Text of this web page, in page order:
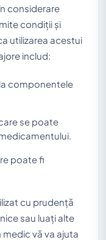
considerare
condiții și
utilizarea acestui
includ:
componentele
se poate
poate fi
cu prudență
sau luați alte
vă va ajuta